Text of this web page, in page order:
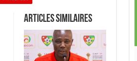
Articles similaires